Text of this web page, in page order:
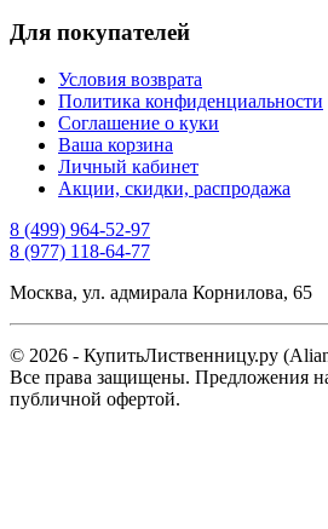
Для покупателей
Условия возврата
Политика конфиденциальности
Соглашение о куки
Ваша корзина
Личный кабинет
Акции, скидки, распродажа
8 (499) 964-52-97
8 (977) 118-64-77
Москва, ул. адмирала Корнилова, 65
© 2026 - КупитьЛиственницу.ру
Все права защищены. Предложения
публичной офертой.